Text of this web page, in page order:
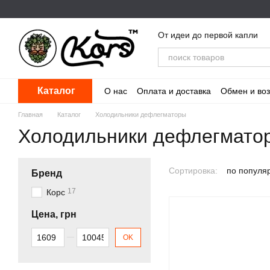
От идеи до первой капли
Каталог О нас Оплата и доставка Обмен и
Главная Каталог Холодильники дефлегматоры
Холодильники
Сортировка: по
Бренд
Корс 17
Цена, грн
От Цена, грн
До Цена, грн OK